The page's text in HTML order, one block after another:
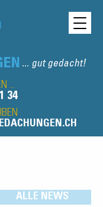
... gut gedacht!
...
34
ALLE NEWS